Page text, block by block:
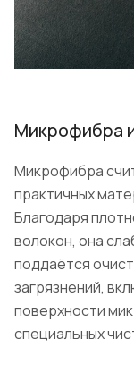
Микрофибра
Микрофибра
практичных
Благодаря
волокон, она
поддаётся
загрязнений,
поверхности
специальных